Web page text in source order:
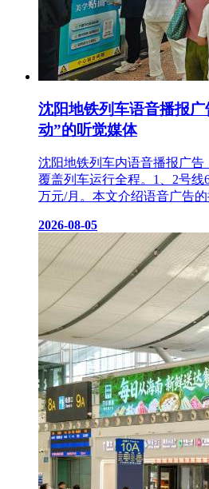
沈阳地铁列车语音播报
动”的听觉媒体
沈阳地铁列车内语音播报广告
覆盖列车运行全程。1、2号线
万元/月。本文介绍语音广告的
2026-08-05